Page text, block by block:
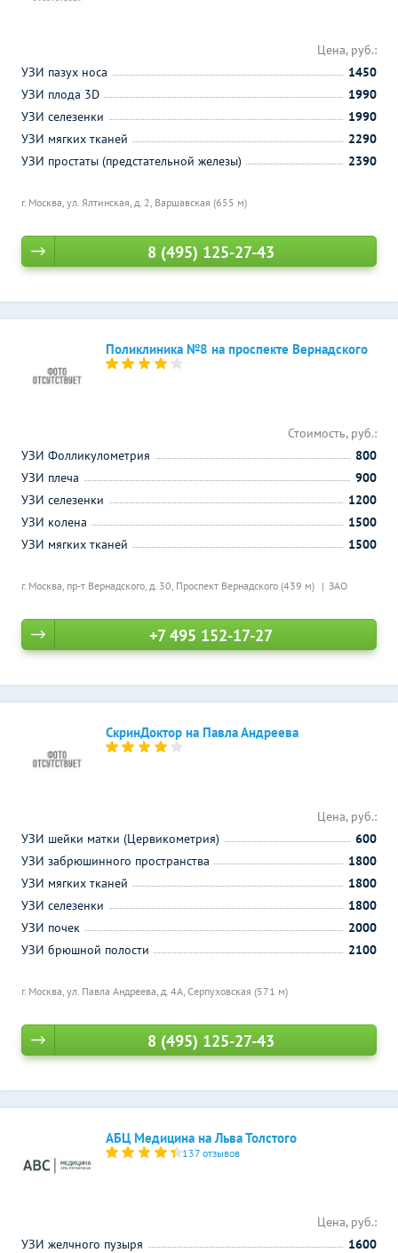
г. Москва, ул. Ялтинская, д. 2, Варшавская (655 м)
Цена, руб.:
УЗИ пазух носа
1450
УЗИ плода 3D
1990
УЗИ селезенки
1990
УЗИ мягких тканей
2290
УЗИ простаты (предстательной железы)
2390
8 (495) 125-27-43
Поликлиника №8 на проспекте Вернадского
г. Москва, пр-т Вернадского, д. 30, Проспект Вернадского (439 м) ЗАО
Стоимость, руб.:
УЗИ Фолликулометрия
800
УЗИ плеча
900
УЗИ селезенки
1200
УЗИ колена
1500
УЗИ мягких тканей
1500
+7 495 152-17-27
СкринДоктор на Павла Андреева
г. Москва, ул. Павла Андреева, д. 4А, Серпуховская (571 м)
Цена, руб.:
УЗИ шейки матки (Цервикометрия)
600
УЗИ забрюшинного пространства
1800
УЗИ мягких тканей
1800
УЗИ селезенки
1800
УЗИ почек
2000
УЗИ брюшной полости
2100
8 (495) 125-27-43
АБЦ Медицина на Льва Толстого
137 отзывов
Цена, руб.:
УЗИ желчного пузыря
1600